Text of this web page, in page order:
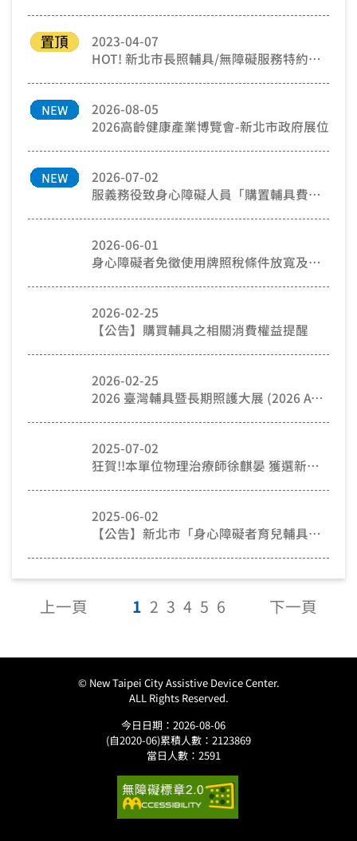
2023-04-07
HOT! 新北市長照輔具/無障礙服務特約廠商
2026-08-05
2026高齡健康產業博覽會-新北市政府展位
2026-07-02
服義務役致身心障礙人員「購置輔具費用補助」申請
2026-06-01
身心障礙者免徵使用牌照稅條件放寬及線上申請方式
2026-02-25
【公告】購買輔具之相關消費權益提醒
2026-02-25
2026 臺灣輔具暨長期照護大展 (2026 ATLife)
2025-07-02
狂賀!!本單位物理治療師徐麒晏 獲選新北市年度績優人員
2025-06-02
【公告】新北市「身心障礙者育兒輔具」補助試辦計畫
上一頁 1 2 3 4 5 6 下一頁
© New Taipei City Assistive Device Center.
ALL Rights Reserved.
今日日期：2026-08-06
(自2020-06)累積人數：2123869
當日人數：2591